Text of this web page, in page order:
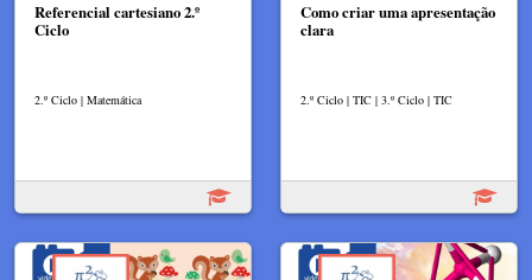
Referencial cartesiano 2.º
Ciclo
2.º Ciclo | Matemática
Como criar uma apresentação
clara
2.º Ciclo | TIC | 3.º Ciclo | TIC